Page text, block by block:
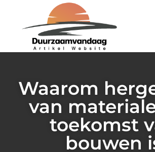
Waarom
van
toekomst
bouwen